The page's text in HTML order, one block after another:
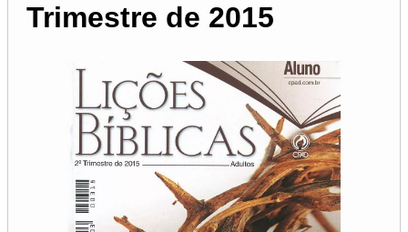
Trimestre de 2015